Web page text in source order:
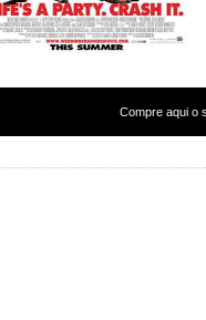
Compre aqui o